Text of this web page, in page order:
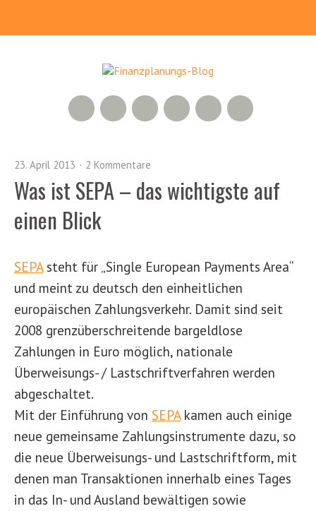
Facebook
500px
LinkedIn
Xing
RSS Feed
23. April 2013 2 Kommentare
Was ist SEPA – das wichtigste auf
einen Blick
SEPAsteht für „Single European Payments Area“
und meint zu deutsch den einheitlichen
europäischen Zahlungsverkehr. Damit sind seit
2008 grenzüberschreitende bargeldlose
Zahlungen in Euro möglich, nationale
Überweisungs- / Lastschriftverfahren werden
abgeschaltet.
Mit der Einführung von SEPAkamen auch einige
neue gemeinsame Zahlungsinstrumente dazu, so
die neue Überweisungs- und Lastschriftform, mit
denen man Transaktionen innerhalb eines Tages
in das In- und Ausland bewältigen sowie